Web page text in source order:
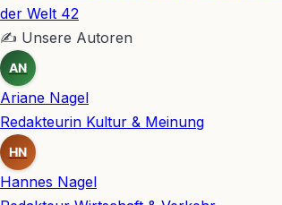
der Welt 42
✍ Unsere Autoren
AN
Ariane Nagel
Redakteurin Kultur & Meinung
HN
Hannes Nagel